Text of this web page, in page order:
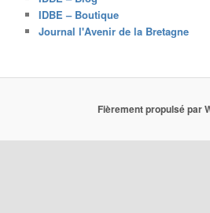
IDBE – Boutique
Journal l'Avenir de la Bretagne
Fièrement propulsé par